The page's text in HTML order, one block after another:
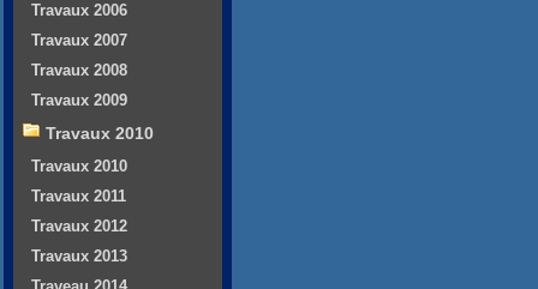
Travaux 2006
Travaux 2007
Travaux 2008
Travaux 2009
Travaux 2010
Travaux 2010
Travaux 2011
Travaux 2012
Travaux 2013